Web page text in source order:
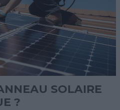
SOLAIRE
?